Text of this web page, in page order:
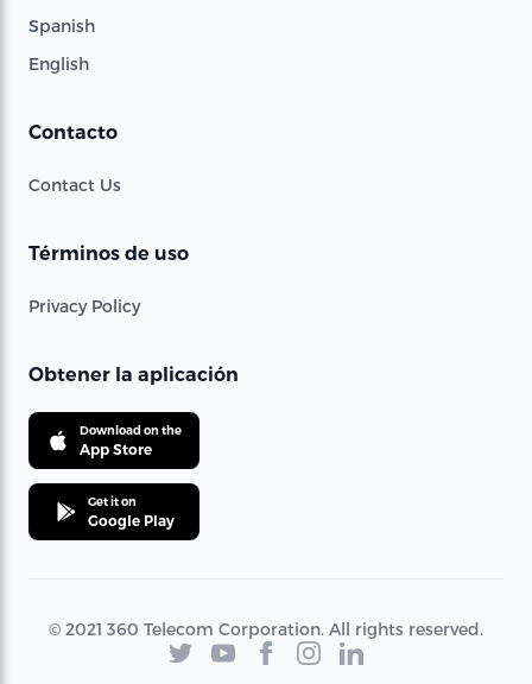
Spanish
English
Contacto
Contact Us
Términos de uso
Privacy Policy
Obtener la aplicación
Download on the
App Store
Get it on
Google Play
© 2021 360 Telecom Corporation. All rights reserved.